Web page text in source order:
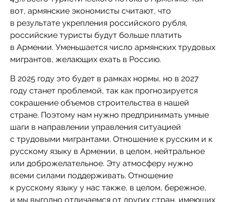
вот, армянские экономисты считают, что
в результате укрепления российского рубля,
российские туристы будут больше платить
в Армении. Уменьшается число армянских трудовых
мигрантов, желающих ехать в Россию.
В 2025 году это будет в рамках нормы, но в 2027
году станет проблемой, так как прогнозируется
сокрашение объемов строительства в нашей
стране. Поэтому нам нужно предпринимать умные
шаги в направлении управления ситуацией
с трудовыми мигрантами. Отношение к русским и к
русскому языку в Армении, в целом, нейтральное
или доброжелательное. Эту атмосферу нужно
всеми силами поддерживать. Отношение
к русскому языку у нас также, в целом, бережное,
и мы выгодно отличаемся от других стран, имеющих